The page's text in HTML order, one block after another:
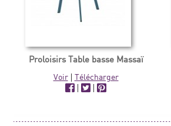
Proloisirs Table basse Massaï
Voir| Télécharger
|
|